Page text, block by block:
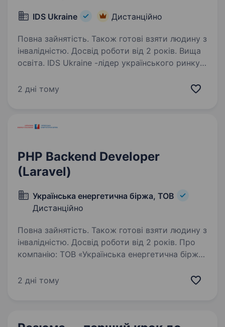
IDS Ukraine Дистанційно
Повна зайнятість. Також готові взяти людину з
інвалідністю. Досвід роботи від 2 років. Вища
освіта. IDS Ukraine -лідер українського ринку
має збалансований портфель популярних
та представлені на ринку…
2 дні тому
PHP Backend Developer
(Laravel)
Українська енергетична біржа, ТОВ
Дистанційно
Повна зайнятість. Також готові взяти людину з
інвалідністю. Досвід роботи від 2 років. Про
компанію: ТОВ «Українська енергетична біржа»
що здійснює організацію та проведення
2 дні тому